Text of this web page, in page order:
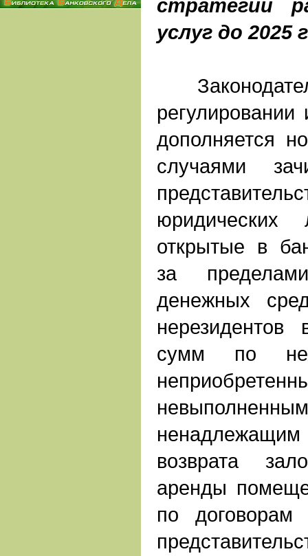
стратегии
услуг до 2025
дополняется
случаями
открытые в
за
денежных
нерезидентов
сумм по
возврата
аренды
по договорам